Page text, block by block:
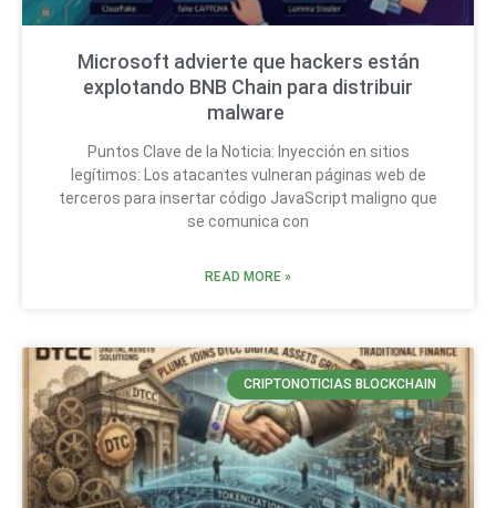
Microsoft advierte que hackers están
explotando BNB Chain para distribuir
malware
Puntos Clave de la Noticia: Inyección en sitios
legítimos: Los atacantes vulneran páginas web de
terceros para insertar código JavaScript maligno que
se comunica con
READ MORE »
CRIPTONOTICIAS BLOCKCHAIN